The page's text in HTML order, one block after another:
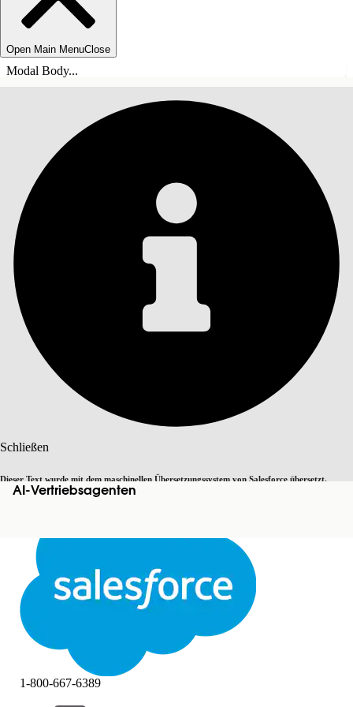
Open Main MenuClose
Modal Body...
Schließen
Dieser Text wurde mit dem maschinellen Übersetzungssystem von Salesforce übersetzt.
Weitere Details finden Siehier. Zu Englisch wechseln
Schließen
AI-Vertriebsagenten
INHALT
1-800-667-6389